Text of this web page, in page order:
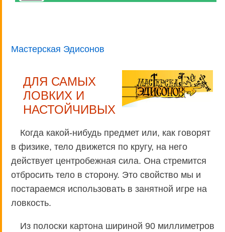
Мастерская Эдисонов
ДЛЯ САМЫХ
ЛОВКИХ И
НАСТОЙЧИВЫХ
Когда какой-нибудь предмет или, как говорят
в физике, тело движется по кругу, на него
действует центробежная сила. Она стремится
отбросить тело в сторону. Это свойство мы и
постараемся использовать в занятной игре на
ловкость.
Из полоски картона шириной 90 миллиметров